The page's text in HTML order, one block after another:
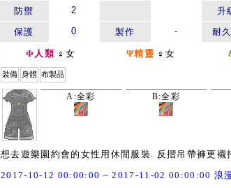
防禦
2 升
保護 0 製作 - 耐
Φ人類 ♀女 Ψ精靈 ♀女
裝備 身體 布製品
A:全彩 B:全彩
想去遊樂園約會的女性用休閒服裝. 反摺吊帶褲更襯
2017-10-12 00:00:00 ~ 2017-11-02 00:00:00 浪